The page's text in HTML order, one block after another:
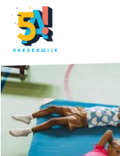
Activiteiten /
Wie we zijn